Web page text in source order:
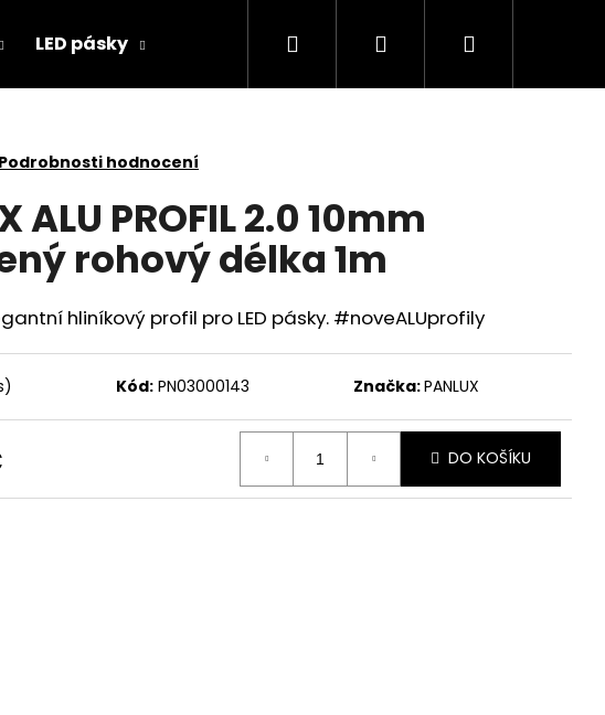
LED pásky Hledat PřihlášeníNákupní
Podrobnosti hodnocení
ALU PROFIL 2.0 10mm
rohový délka 1m
hliníkový profil pro LED pásky. #noveALUprofily
Kód: PN03000143 Značka:PANLUX
DO KOŠÍKU
VENKOVNÍ DOBÍJECÍ
LAMPIČKA VIVIEN LED
Kč